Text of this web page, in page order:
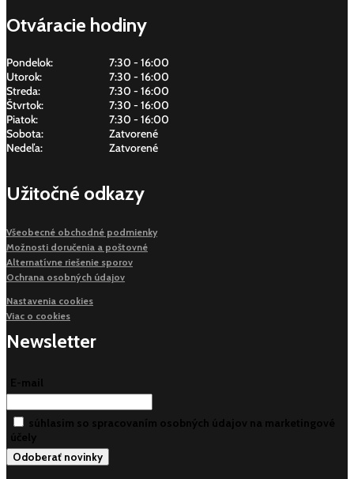
Otváracie hodiny
Pondelok:
7:30 - 16:00
Utorok:
7:30 - 16:00
Streda:
7:30 - 16:00
Štvrtok:
7:30 - 16:00
Piatok:
7:30 - 16:00
Sobota:
Zatvorené
Nedeľa:
Zatvorené
Užitočné odkazy
Všeobecné obchodné podmienky
Možnosti doručenia a poštovné
Alternatívne riešenie sporov
Ochrana osobných údajov
Nastavenia cookies
Viac o cookies
Newsletter
E-mail
súhlasim so spracovaním osobných údajov na marketingové
účely